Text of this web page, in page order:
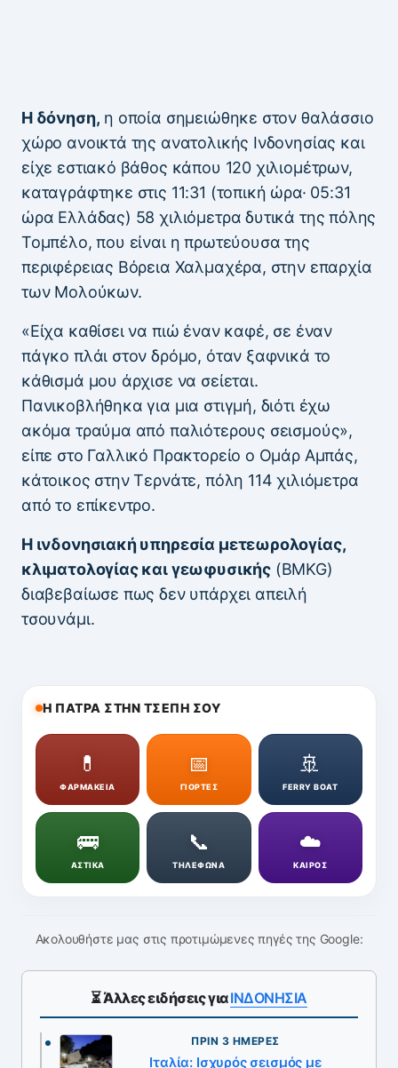
Η δόνηση, η οποία σημειώθηκε στον θαλάσσιο
χώρο ανοικτά της ανατολικής Ινδονησίας και
είχε εστιακό βάθος κάπου 120 χιλιομέτρων,
καταγράφτηκε στις 11:31 (τοπική ώρα· 05:31
ώρα Ελλάδας) 58 χιλιόμετρα δυτικά της πόλης
Τομπέλο, που είναι η πρωτεύουσα της
περιφέρειας Βόρεια Χαλμαχέρα, στην επαρχία
των Μολούκων.
«Είχα καθίσει να πιώ έναν καφέ, σε έναν
πάγκο πλάι στον δρόμο, όταν ξαφνικά το
κάθισμά μου άρχισε να σείεται.
Πανικοβλήθηκα για μια στιγμή, διότι έχω
ακόμα τραύμα από παλιότερους σεισμούς»,
είπε στο Γαλλικό Πρακτορείο ο Ομάρ Αμπάς,
κάτοικος στην Τερνάτε, πόλη 114 χιλιόμετρα
από το επίκεντρο.
Η ινδονησιακή υπηρεσία μετεωρολογίας,
κλιματολογίας και γεωφυσικής(BMKG)
διαβεβαίωσε πως δεν υπάρχει απειλή
τσουνάμι.
Η ΠΑΤΡΑ ΣΤΗΝ ΤΣΕΠΗ ΣΟΥ
💊
ΦΑΡΜΑΚΕΙΑ
📅
ΓΙΟΡΤΕΣ
🚢
FERRY BOAT
🚌
ΑΣΤΙΚΑ
📞
ΤΗΛΕΦΩΝΑ
☁️
ΚΑΙΡΟΣ
Ακολουθήστε μας στις προτιμώμενες πηγές της Google:
⏳ Άλλες ειδήσεις γιαΙΝΔΟΝΗΣΙΑ
ΠΡΙΝ 3 ΗΜΈΡΕΣ
Ιταλία: Ισχυρός σεισμός με